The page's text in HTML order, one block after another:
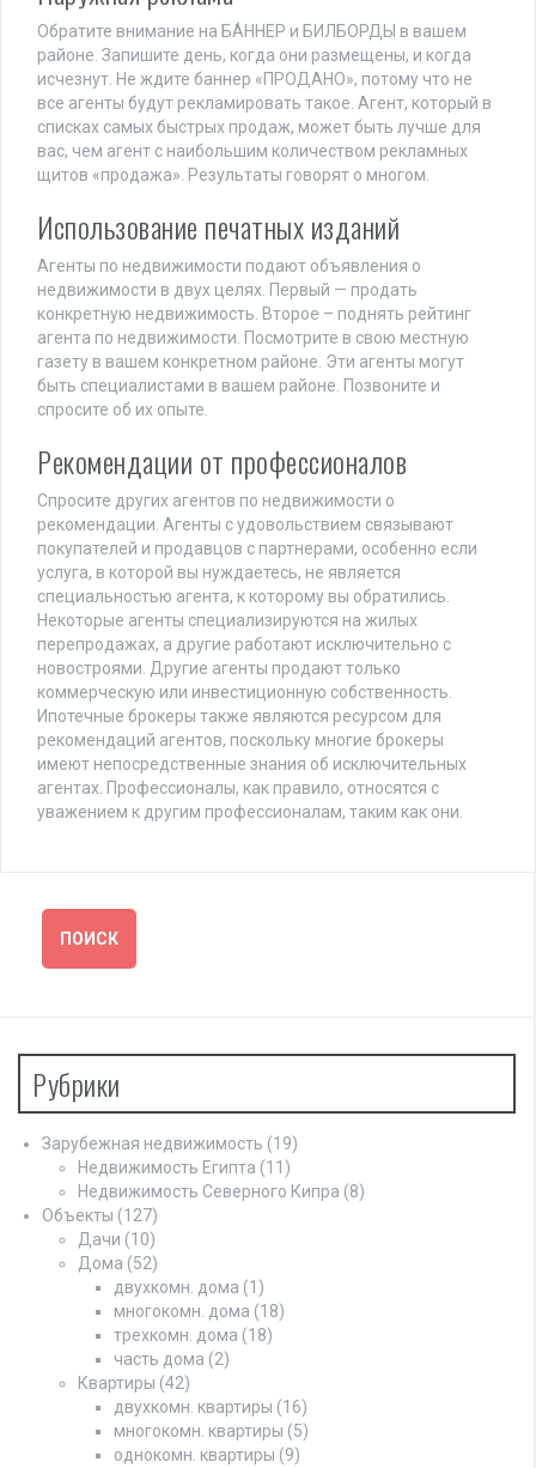
Обратите внимание на БА́ННЕР и БИЛБОРДЫ в вашем
районе. Запишите день, когда они размещены, и когда
исчезнут. Не ждите баннер «ПРОДАНО», потому что не
все агенты будут рекламировать такое. Агент, который в
списках самых быстрых продаж, может быть лучше для
вас, чем агент с наибольшим количеством рекламных
щитов «продажа». Результаты говорят о многом.
Использование печатных изданий
Агенты по недвижимости подают объявления о
недвижимости в двух целях. Первый — продать
конкретную недвижимость. Второе – поднять рейтинг
агента по недвижимости. Посмотрите в свою местную
газету в вашем конкретном районе. Эти агенты могут
быть специалистами в вашем районе. Позвоните и
спросите об их опыте.
Рекомендации от профессионалов
Спросите других агентов по недвижимости о
рекомендации. Агенты с удовольствием связывают
покупателей и продавцов с партнерами, особенно если
услуга, в которой вы нуждаетесь, не является
специальностью агента, к которому вы обратились.
Некоторые агенты специализируются на жилых
перепродажах, а другие работают исключительно с
новостроями. Другие агенты продают только
коммерческую или инвестиционную собственность.
Ипотечные брокеры также являются ресурсом для
рекомендаций агентов, поскольку многие брокеры
имеют непосредственные знания об исключительных
агентах. Профессионалы, как правило, относятся с
уважением к другим профессионалам, таким как они.
Рубрики
Зарубежная недвижимость (19)
Недвижимость Египта (11)
Недвижимость Северного Кипра (8)
Объекты (127)
Дачи (10)
Дома (52)
двухкомн. дома (1)
многокомн. дома (18)
трехкомн. дома (18)
часть дома (2)
Квартиры (42)
двухкомн. квартиры (16)
многокомн. квартиры (5)
однокомн. квартиры (9)